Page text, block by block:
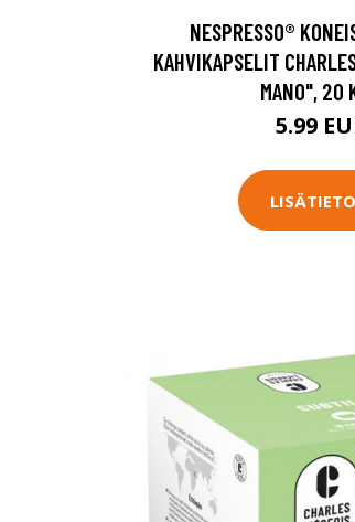
NESPRESSO®
KAHVIKAPSELIT
MANO", 20
5.99